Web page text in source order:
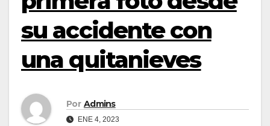
su accidente con
una quitanieves
Por Admins
ENE 4, 2023